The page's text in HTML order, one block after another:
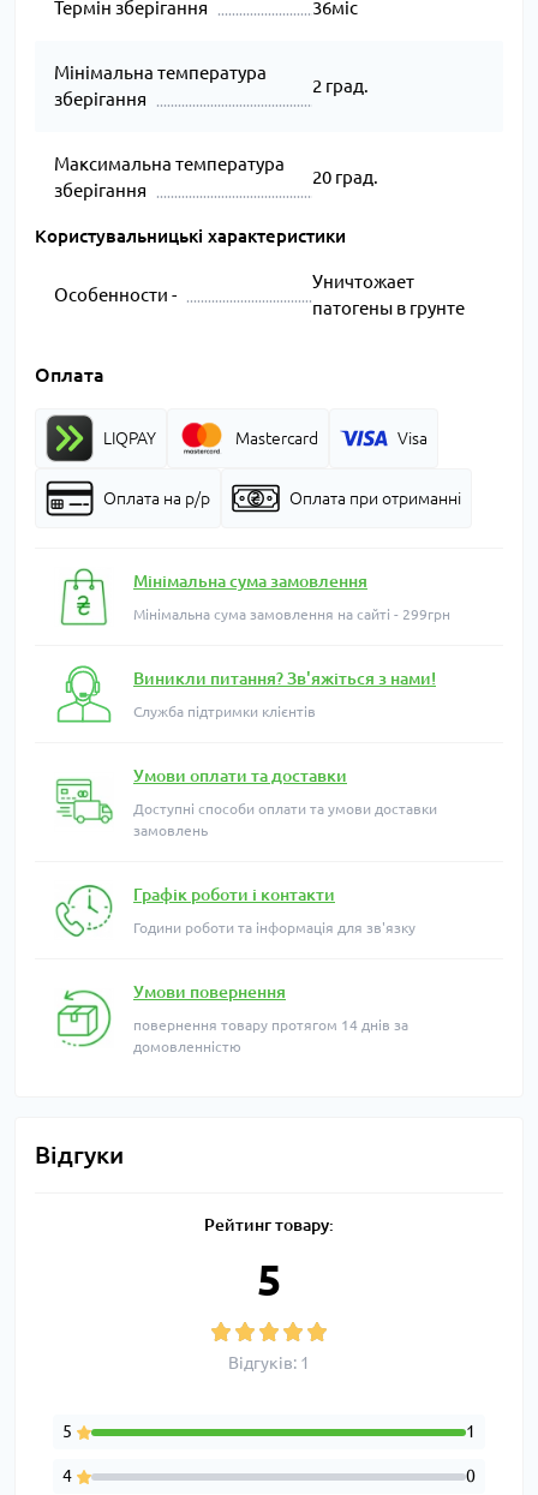
Термін зберігання 36міс
Мінімальна температура
зберігання
2 град.
Максимальна температура
зберігання
20 град.
Користувальницькі характеристики
Особенности -
Уничтожает
патогены в грунте
Оплата
LIQPAY Mastercard Visa
Оплата на р/р Оплата при отриманні
Мінімальна сума замовлення
Мінімальна сума замовлення на сайті - 299грн
Виникли питання? Зв'яжіться з нами!
Служба підтримки клієнтів
Умови оплати та доставки
Доступні способи оплати та умови доставки
замовлень
Графік роботи і контакти
Години роботи та інформація для зв'язку
Умови повернення
повернення товару протягом 14 днів за
домовленністю
Відгуки
Рейтинг товару:
5
Відгуків: 1
5 1
4 0